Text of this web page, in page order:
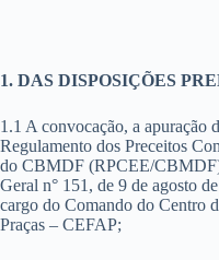
1. DAS DISPOSIÇÕES
1.1 A convocação, a apuração
Regulamento dos Preceitos
do CBMDF (RPCEE/
Geral n° 151, de 9 de agosto
cargo do Comando do Centro
Praças – CEFAP;